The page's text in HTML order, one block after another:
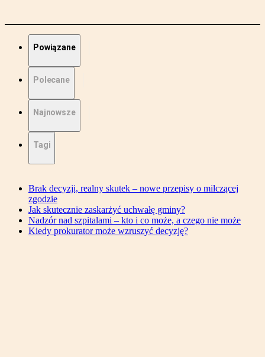
Powiązane
Polecane
Najnowsze
Tagi
Brak decyzji, realny skutek – nowe przepisy o milczącej
zgodzie
Jak skutecznie zaskarżyć uchwałę gminy?
Nadzór nad szpitalami – kto i co może, a czego nie może
Kiedy prokurator może wzruszyć decyzję?